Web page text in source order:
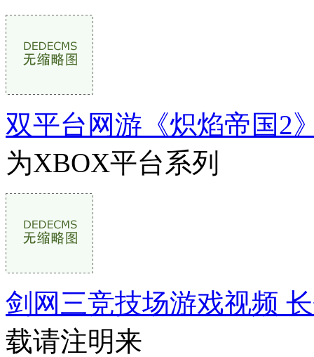
双平台网游《炽焰帝国2
为XBOX平台系列
剑网三竞技场游戏视频
载请注明来